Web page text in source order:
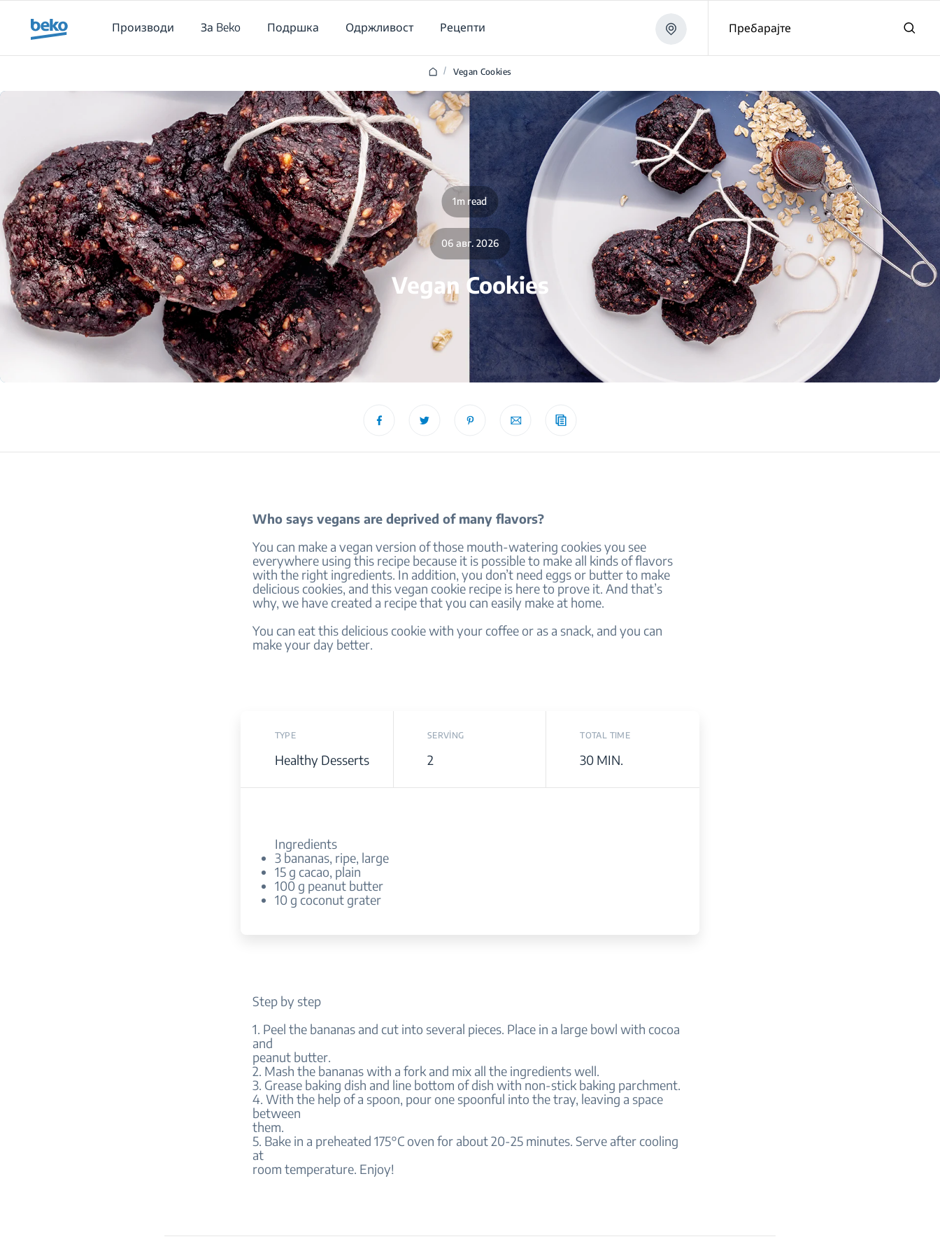
Производи
За Beko Подршка Одржливост Рецепти Пребарајте
/ Vegan Cookies
1m read
06 авг. 2026
Vegan Cookies
Who says vegans are deprived of many flavors?
You can make a vegan version of those mouth-watering cookies you see
everywhere using this recipe because it is possible to make all kinds of flavors
with the right ingredients. In addition, you don’t need eggs or butter to make
delicious cookies, and this vegan cookie recipe is here to prove it. And that’s
why, we have created a recipe that you can easily make at home.
You can eat this delicious cookie with your coffee or as a snack, and you can
make your day better.
TYPE
Healthy Desserts
SERVİNG
2
TOTAL TIME
30 MIN.
Ingredients
3 bananas, ripe, large
15 g cacao, plain
100 g peanut butter
10 g coconut grater
Step by step
1. Peel the bananas and cut into several pieces. Place in a large bowl with cocoa
and
peanut butter.
2. Mash the bananas with a fork and mix all the ingredients well.
3. Grease baking dish and line bottom of dish with non-stick baking parchment.
4. With the help of a spoon, pour one spoonful into the tray, leaving a space
between
them.
5. Bake in a preheated 175°C oven for about 20-25 minutes. Serve after cooling
at
room temperature. Enjoy!